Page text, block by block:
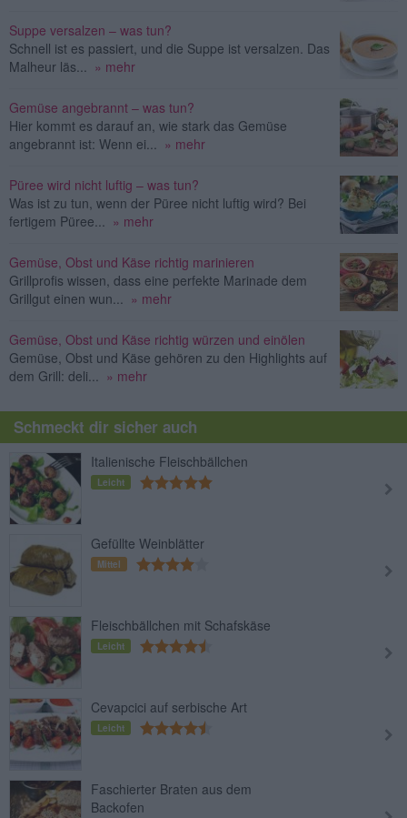
Suppe versalzen – was tun?
Schnell ist es passiert, und die Suppe ist versalzen. Das
Malheur läs... » mehr
Gemüse angebrannt – was tun?
Hier kommt es darauf an, wie stark das Gemüse
angebrannt ist: Wenn ei... » mehr
Püree wird nicht luftig – was tun?
Was ist zu tun, wenn der Püree nicht luftig wird? Bei
fertigem Püree... » mehr
Gemüse, Obst und Käse richtig marinieren
Grillprofis wissen, dass eine perfekte Marinade dem
Grillgut einen wun... » mehr
Gemüse, Obst und Käse richtig würzen und einölen
Gemüse, Obst und Käse gehören zu den Highlights auf
dem Grill: deli... » mehr
Schmeckt dir sicher auch
Italienische Fleischbällchen
Leicht
Gefüllte Weinblätter
Mittel
Fleischbällchen mit Schafskäse
Leicht
Cevapcici auf serbische Art
Leicht
Faschierter Braten aus dem
Backofen